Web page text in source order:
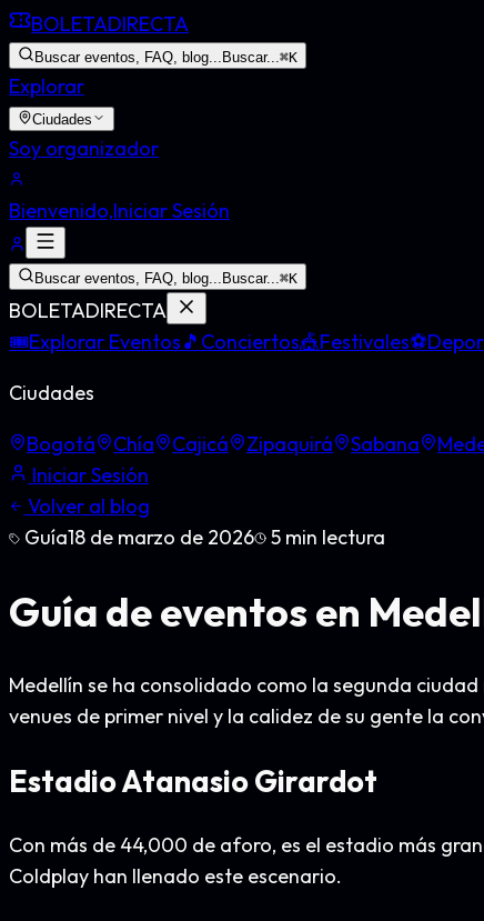
BOLETADIRECTA
Buscar eventos, FAQ, blog... Buscar...⌘K
Explorar
Ciudades
Soy organizador
Bienvenido,Iniciar Sesión
Buscar eventos, FAQ, blog... Buscar...⌘K
BOLETADIRECTA
🎟️Explorar Eventos🎵 Conciertos🎪Festivales⚽
Ciudades
Bogotá
Chía Cajicá Zipaquirá Sabana
Iniciar Sesión
Volver al blog
Guía18 de marzo de 2026 5 min lectura
Guía de eventos en
Medellín se ha consolidado como la segunda
venues de primer nivel y la calidez de su gente la
Estadio Atanasio Girardot
Con más de 44,000 de aforo, es el estadio más
Coldplay han llenado este escenario.